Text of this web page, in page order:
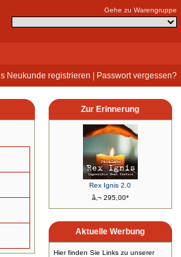
Gehe zu Warengruppe
Neukunde registrieren Passwort vergessen?
Zur Erinnerung
Rex Ignis 2.0
â‚¬ 295,00*
Aktuelle Werbung
Hier finden Sie Links zu unserer